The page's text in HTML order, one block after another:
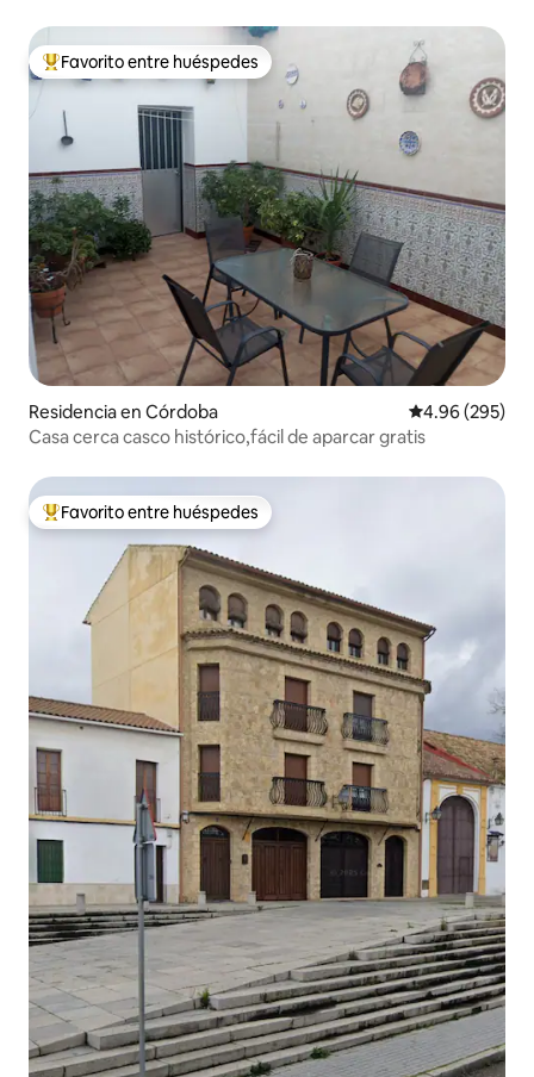
De los mejores en Favorito entre huéspedes
Favorito entre huéspedes
Residencia en Córdoba Calificación
4.96 (295)
Casa cerca casco histórico,fácil de aparcar gratis
De los mejores en Favorito entre huéspedes
Favorito entre huéspedes